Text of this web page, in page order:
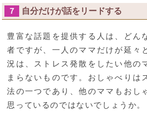
７ 自分だけが話をリードする
豊富な話題を提供する人は、どん
者ですが、一人のママだけが延々
況は、ストレス発散をしたい他の
まらないものです。おしゃべりは
法の一つであり、他のママもおし
思っているのではないでしょうか。